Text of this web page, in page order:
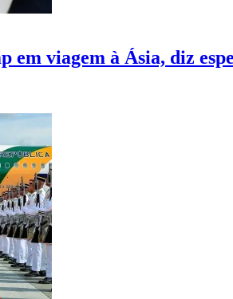
viagem à Ásia, diz